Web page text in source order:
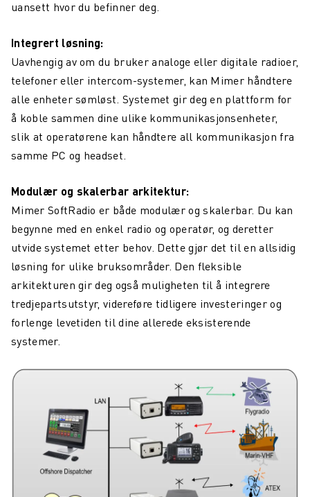
uansett hvor du befinner deg.
Integrert løsning:
Uavhengig av om du bruker analoge eller digitale radioer,
telefoner eller intercom-systemer, kan Mimer håndtere
alle enheter sømløst. Systemet gir deg en plattform for
å koble sammen dine ulike kommunikasjonsenheter,
slik at operatørene kan håndtere all kommunikasjon fra
samme PC og headset.
Modulær og skalerbar arkitektur:
Mimer SoftRadio er både modulær og skalerbar. Du kan
begynne med en enkel radio og operatør, og deretter
utvide systemet etter behov. Dette gjør det til en allsidig
løsning for ulike bruksområder. Den fleksible
arkitekturen gir deg også muligheten til å integrere
tredjepartsutstyr, videreføre tidligere investeringer og
forlenge levetiden til dine allerede eksisterende
systemer.